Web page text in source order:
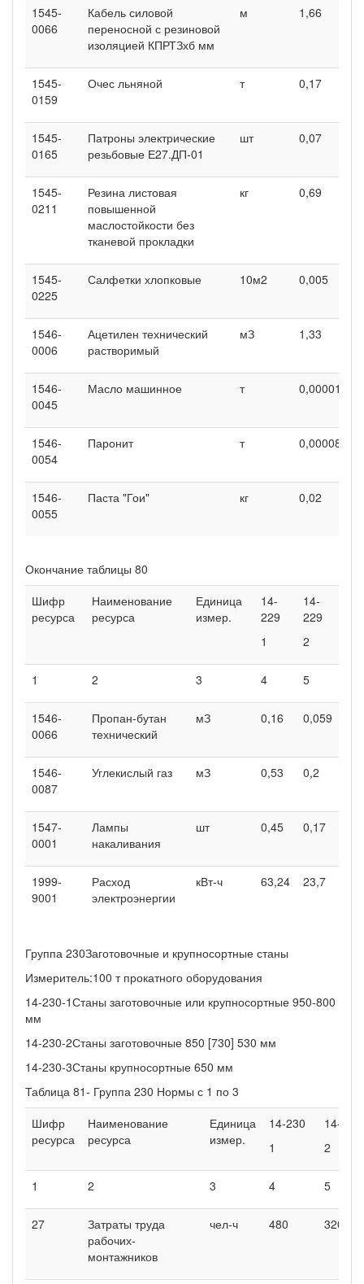
1545-
0066
Кабель силовой
переносной с резиновой
изоляцией КПРТЗхб мм
м 1,66
1545-
0159
Очес льняной т 0,17
1545-
0165
Патроны электрические
резьбовые Е27.ДП-01
шт 0,07
1545-
0211
Резина листовая
повышенной
маслостойкости без
тканевой прокладки
кг 0,69
1545-
0225
Салфетки хлопковые 10м2 0,005
1546-
0006
Ацетилен технический
растворимый
мЗ 1,33
1546-
0045
Масло машинное т 0,00001
1546-
0054
Паронит т 0,00008
1546-
0055
Паста "Гои" кг 0,02
Окончание таблицы 80
Шифр
ресурса
Наименование
ресурса
Единица
измер.
14-
229
1
14-
229
2
1 2 3 4 5
1546-
0066
Пропан-бутан
технический
мЗ 0,16 0,059
1546-
0087
Углекислый газ мЗ 0,53 0,2
1547-
0001
Лампы
накаливания
шт 0,45 0,17
1999-
9001
Расход
электроэнергии
кВт-ч 63,24 23,7
Группа 230Заготовочные и крупносортные станы
Измеритель:100 т прокатного оборудования
14-230-1Станы заготовочные или крупносортные 950-800
мм
14-230-2Станы заготовочные 850 [730] 530 мм
14-230-3Станы крупносортные 650 мм
Таблица 81- Группа 230 Нормы с 1 по 3
Шифр
ресурса
Наименование
ресурса
Единица
измер.
14-230
1
14-230
2
1 2 3 4 5
27
Затраты труда
рабочих-
монтажников
чел-ч 480 320